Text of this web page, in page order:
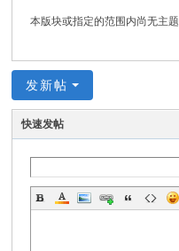
本版块或指定的范围内尚无主题
发新帖
快速发帖